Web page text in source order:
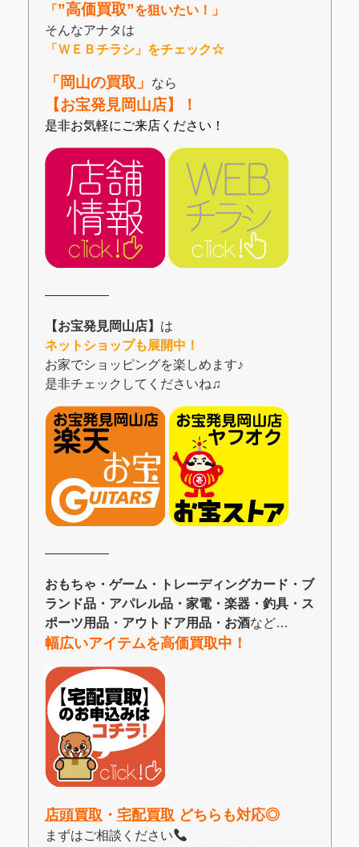
「 ”高価買取”を狙いたい！」
そんなアナタは
「ＷＥＢチラシ」をチェック☆
「岡山の買取」 なら
【お宝発見岡山店】！
是非お気軽にご来店ください！
―――――
【お宝発見岡山店】 は
ネットショップも展開中！
お家でショッピングを楽しめます♪
是非チェックしてくださいね♫
―――――
おもちゃ・ゲーム・トレーディングカード・ブ
ランド品・アパレル品・家電・楽器・釣具・ス
ポーツ用品・アウトドア用品・お酒など…
幅広いアイテムを高価買取中！
店頭買取 ・ 宅配買取 どちらも対応◎
まずはご相談ください